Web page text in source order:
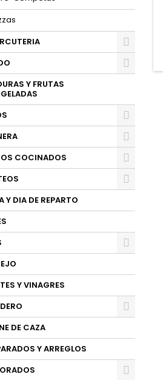
Y FRUTAS
COCINADOS
Y DIA DE REPARTO
Y VINAGRES
DE CAZA
Y ARREGLOS